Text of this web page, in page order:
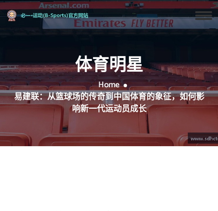
体育明星
Home
易建联：从篮球场的传奇到中国体育的象征，如何影
响新一代运动员成长